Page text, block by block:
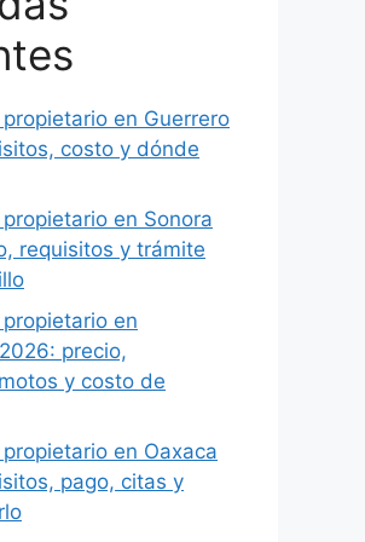
en Guerrero
costo y dónde
en Sonora
requisitos y trámite
en
precio,
y costo de
en Oaxaca
pago, citas y